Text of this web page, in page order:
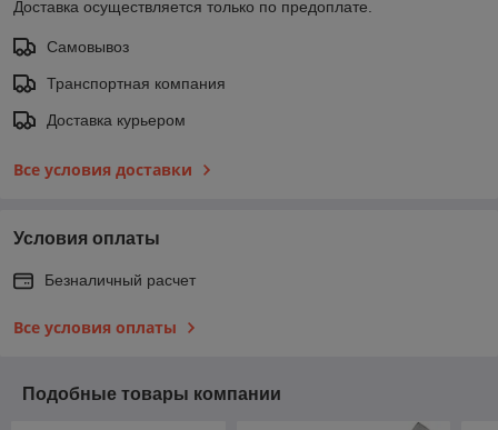
Доставка осуществляется только по предоплате.
Самовывоз
Транспортная компания
Доставка курьером
Все условия доставки
Условия оплаты
Безналичный расчет
Все условия оплаты
Подобные товары компании